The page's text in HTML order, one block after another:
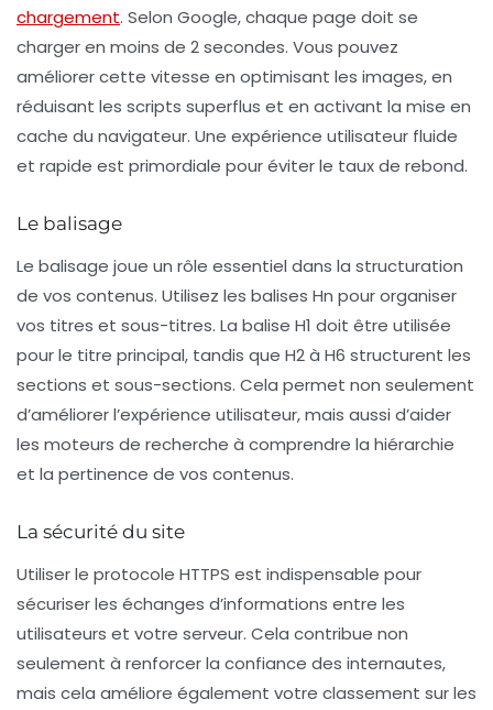
chargement. Selon Google, chaque page doit se
charger en moins de 2 secondes. Vous pouvez
améliorer cette vitesse en optimisant les images, en
réduisant les scripts superflus et en activant la mise en
cache du navigateur. Une expérience utilisateur fluide
et rapide est primordiale pour éviter le taux de rebond.
Le balisage
Le balisage joue un rôle essentiel dans la structuration
de vos contenus. Utilisez les balises Hn pour organiser
vos titres et sous-titres. La balise H1 doit être utilisée
pour le titre principal, tandis que H2 à H6 structurent les
sections et sous-sections. Cela permet non seulement
d’améliorer l’expérience utilisateur, mais aussi d’aider
les moteurs de recherche à comprendre la hiérarchie
et la pertinence de vos contenus.
La sécurité du site
Utiliser le protocole HTTPS est indispensable pour
sécuriser les échanges d’informations entre les
utilisateurs et votre serveur. Cela contribue non
seulement à renforcer la confiance des internautes,
mais cela améliore également votre classement sur les